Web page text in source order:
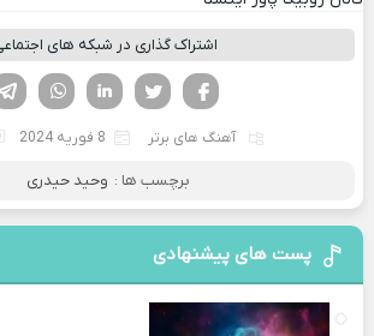
اشتراک گذاری در شبکه های
تویتر
فیسوک
آهنگ های برتر 8 فوریه 2024
برچسب ها : وحید حیدری
پست های پیشنهادی